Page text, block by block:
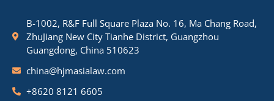
B-1002, R&F Full Square Plaza No. 16, Ma Chang Road,
ZhuJiang New City Tianhe District, Guangzhou
Guangdong, China 510623
china@hjmasialaw.com
+8620 8121 6605